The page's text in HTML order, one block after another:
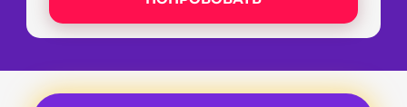
ПОПРОБОВАТЬ